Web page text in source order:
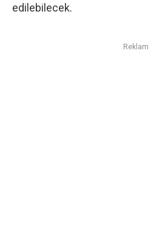
edilebilecek.
Reklam